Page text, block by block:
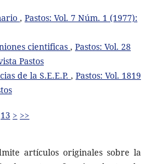
, Pastos: Vol. 7 Núm. 1 (1977):
cientificas , Pastos: Vol. 28
Pastos
de la S.E.E.P. , Pastos: Vol. 1819
13 > >>
artículos originales sobre la